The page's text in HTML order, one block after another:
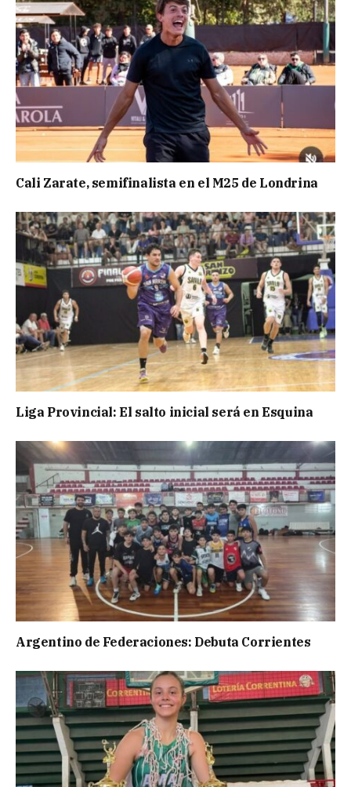
Cali Zarate, semifinalista en el M25 de Londrina
Liga Provincial: El salto inicial será en Esquina
Argentino de Federaciones: Debuta Corrientes